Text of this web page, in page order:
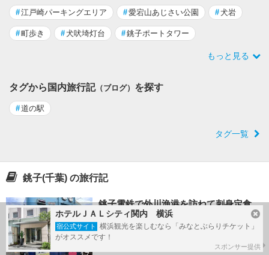
#江戸崎パーキングエリア #愛宕山あじさい公園 #犬岩
#町歩き #犬吠埼灯台 #銚子ポートタワー
もっと見る
タグから国内旅行記（ブログ） を探す
#道の駅
タグ一覧
銚子(千葉) の旅行記
銚子電鉄で外川漁港を訪ねて刺身定食
を食べる旅
by Katsumi1956さん
ホテルＪＡＬシティ関内 横浜
宿公式サイト
横浜観光を楽しむなら「みなとぶらりチケット」
がオススメです！
スポンサー提供